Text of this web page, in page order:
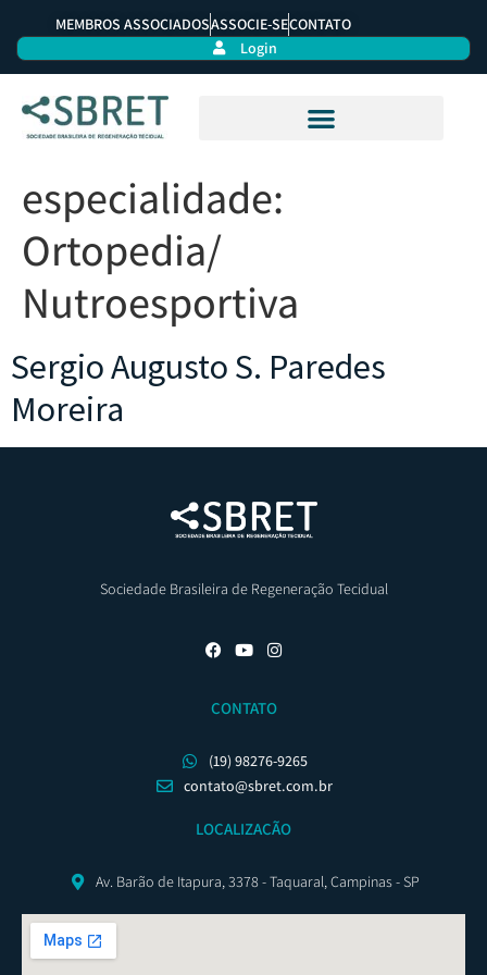
MEMBROS ASSOCIADOSASSOCIE-SECONTATO
Login
especialidade:
Ortopedia/
Nutroesportiva
Sergio Augusto S. Paredes
Moreira
Sociedade Brasileira de Regeneração Tecidual
CONTATO
(19) 98276-9265
contato@sbret.com.br
LOCALIZAÇÃO
Av. Barão de Itapura, 3378 - Taquaral, Campinas - SP